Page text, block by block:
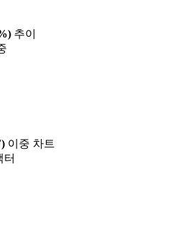
추이
이중 차트
터